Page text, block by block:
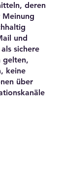
deren
Meinung
und
sichere
gelten,
keine
über